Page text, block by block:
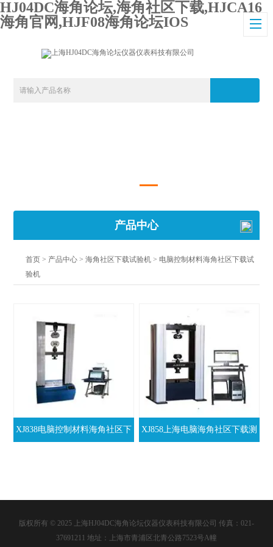
HJ04DC海角论坛,海角社区下载,HJCA16
海角官网,HJF08海角论坛IOS
产品中心
首页 > 产品中心 >海角社区下载试验机 > 电脑控制材料海角社区下载试
验机
XJ838电脑控制材料海角社区下 XJ858上海电脑海角社区下载测
版权所有 © 2025 上海HJ04DC海角论坛仪器仪表科技有限公司 传真：021-
37691211 地址：上海市青浦区北青公路7523号A幢